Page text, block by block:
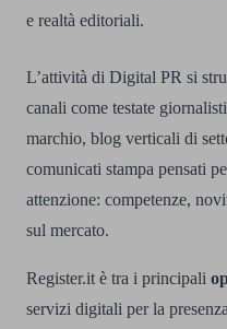
e realtà editoriali.
L’attività di Digital PR si
canali come testate
marchio, blog verticali di
comunicati stampa pensati
attenzione: competenze,
sul mercato.
Register.it è tra i principali
servizi digitali per la